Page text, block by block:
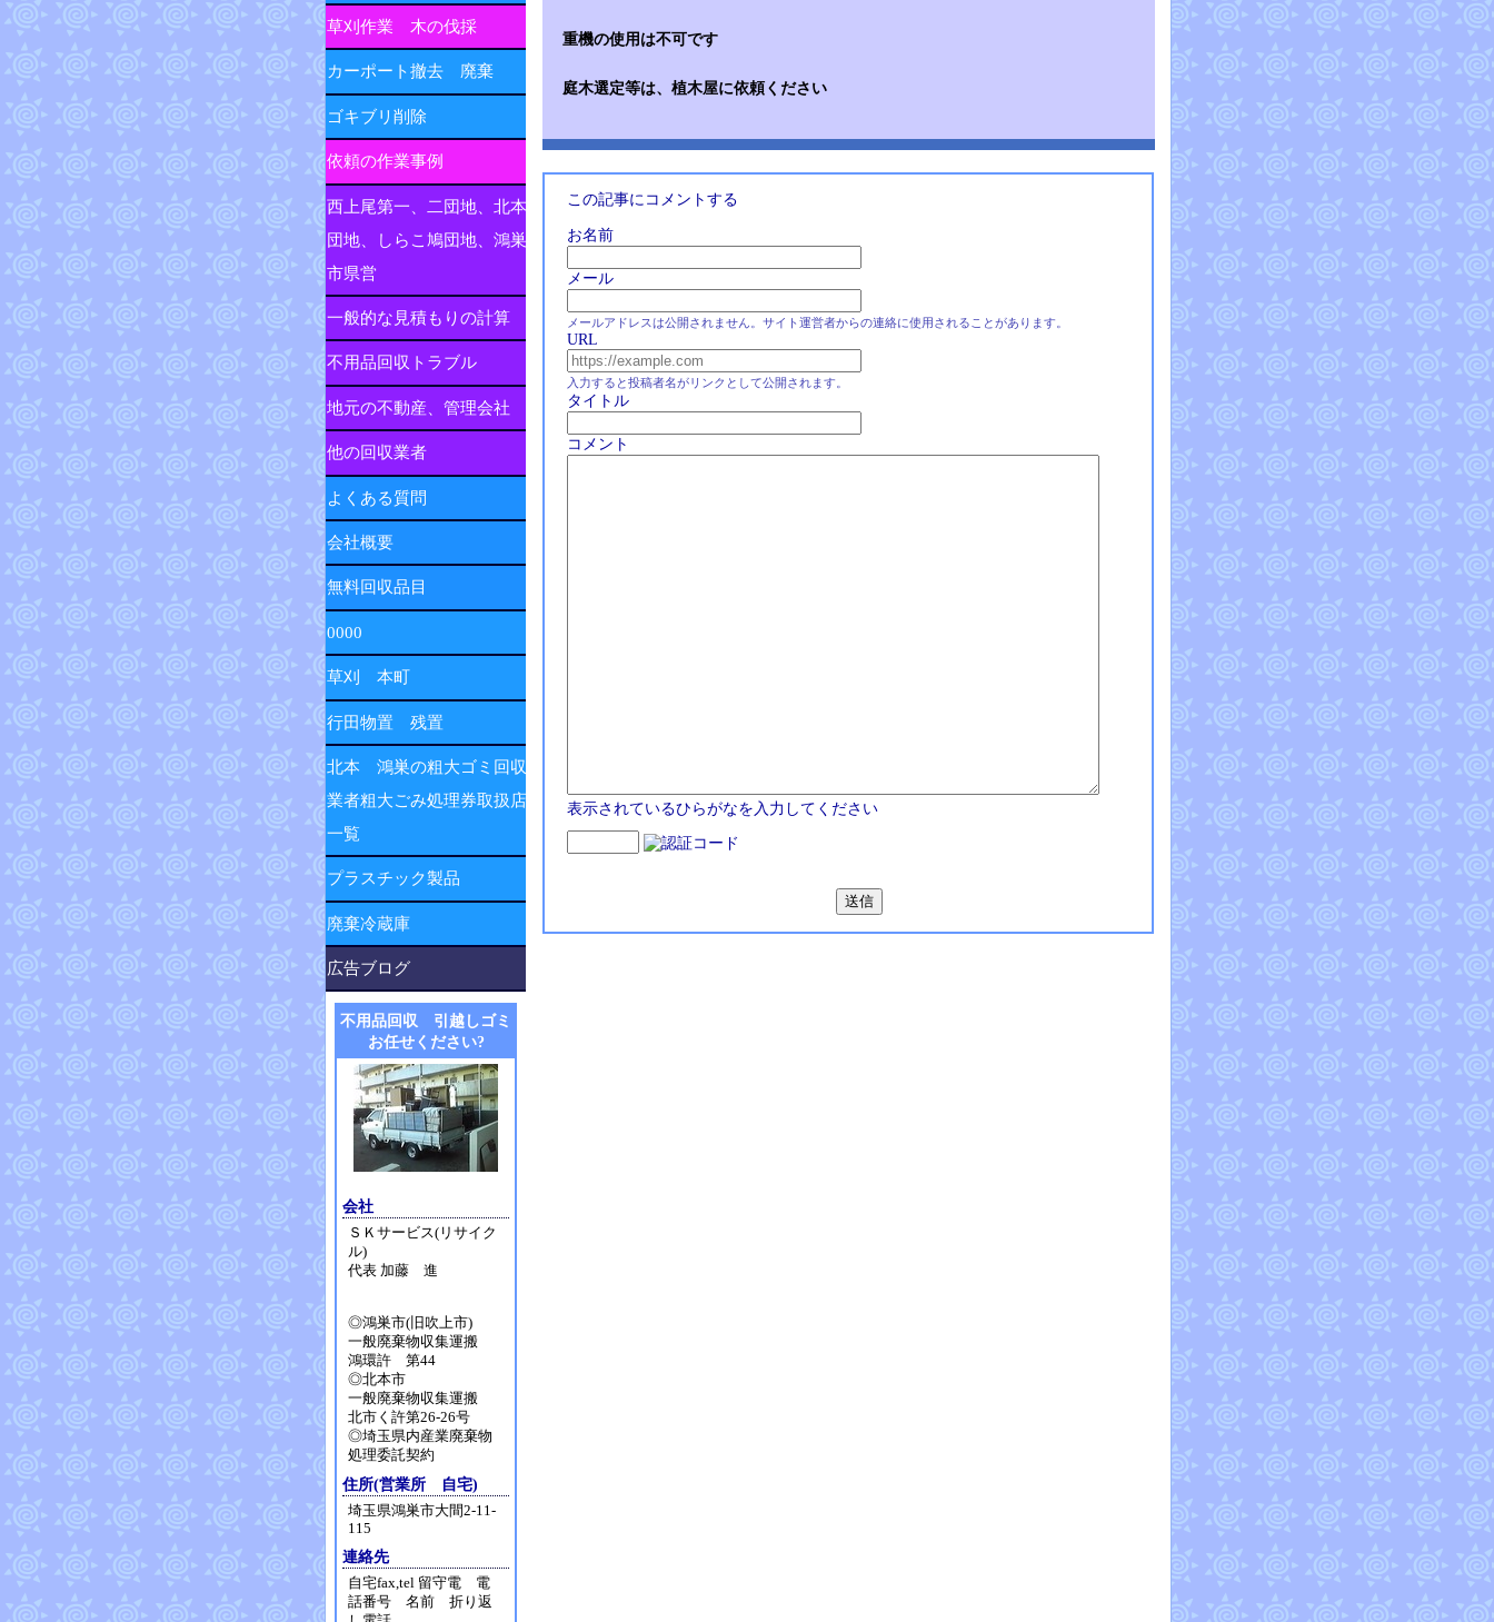
重機の使用は不可です
庭木選定等は、植木屋に依頼ください
この記事にコメントする
お名前
メール
メールアドレスは公開されません。サイト運営者からの連絡に使用されることがあります。
URL
入力すると投稿者名がリンクとして公開されます。
タイトル
コメント
表示されているひらがなを入力してください
草刈作業 木の伐採
カーポート撤去 廃棄
ゴキブリ削除
依頼の作業事例
西上尾第一、二団地、北本
団地、しらこ鳩団地、鴻巣
市県営
一般的な見積もりの計算
不用品回収トラブル
地元の不動産、管理会社
他の回収業者
よくある質問
会社概要
無料回収品目
0000
草刈 本町
行田物置 残置
北本 鴻巣の粗大ゴミ回収
業者粗大ごみ処理券取扱店
一覧
プラスチック製品
廃棄冷蔵庫
広告ブログ
不用品回収 引越しゴミ
お任せください?
会社
ＳＫサービス(リサイク
ル)
代表 加藤 進
◎鴻巣市(旧吹上市)
一般廃棄物収集運搬
鴻環許 第44
◎北本市
一般廃棄物収集運搬
北市く許第26-26号
◎埼玉県内産業廃棄物
処理委託契約
住所(営業所 自宅)
埼玉県鴻巣市大間2-11-
115
連絡先
自宅fax,tel 留守電 電
話番号 名前 折り返